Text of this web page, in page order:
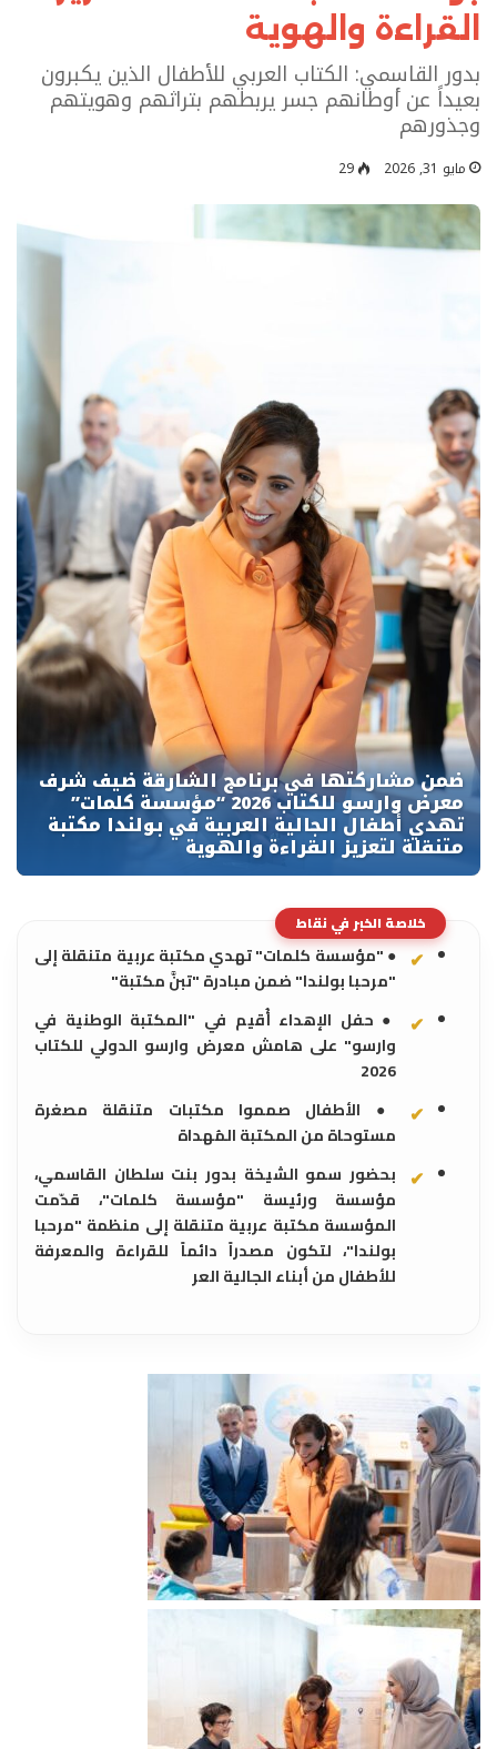
القراءة والهوية
بدور القاسمي: الكتاب العربي للأطفال الذين يكبرون
بعيداً عن أوطانهم جسر يربطهم بتراثهم وهويتهم
وجذورهم
مايو 31, 2026 29
خلاصة الخبر في نقاط
● "مؤسسة كلمات" تهدي مكتبة عربية متنقلة إلى
"مرحبا بولندا" ضمن مبادرة "تبنَّ مكتبة"
● حفل الإهداء أُقيم في "المكتبة الوطنية في
وارسو" على هامش معرض وارسو الدولي للكتاب
2026
● الأطفال صمموا مكتبات متنقلة مصغرة
مستوحاة من المكتبة المُهداة
بحضور سمو الشيخة بدور بنت سلطان القاسمي،
مؤسسة ورئيسة "مؤسسة كلمات"، قدّمت
المؤسسة مكتبة عربية متنقلة إلى منظمة "مرحبا
بولندا"، لتكون مصدراً دائماً للقراءة والمعرفة
للأطفال من أبناء الجالية العر